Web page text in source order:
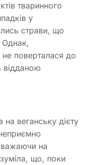
тваринного
у
страви, що
Однак,
поверталася до
відданою
на веганську дієту
на
що, поки